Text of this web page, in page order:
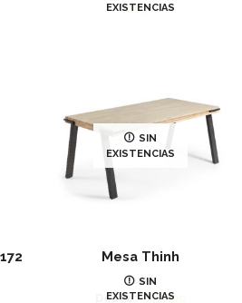
€665.00
EXISTENCIAS
SIN
EXISTENCIAS
Mesa Thinh
Juliá
Desde:€577.00
SIN
EXISTENCIAS